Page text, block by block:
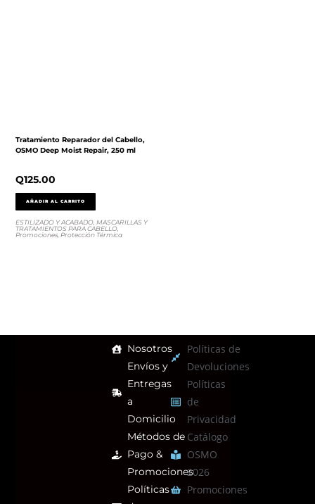
Tratamiento Reparador del Cabello,
OSMO Deep Moist Repair, 250 ml
Q125.00
AÑADIR AL CARRITO
ESTILIZADO Y ACABADO MASCARILLAS Y
TRATAMIENTOS PARA CABELLO
Promociones Protección Térmica
Nosotros
Envíos y
Entregas
a
Domicilio
Métodos de
Pago &
Promociones
Políticas
Políticas de
Devoluciones
Políticas
de
Privacidad
Catálogo
OSMO
2026
Promociones